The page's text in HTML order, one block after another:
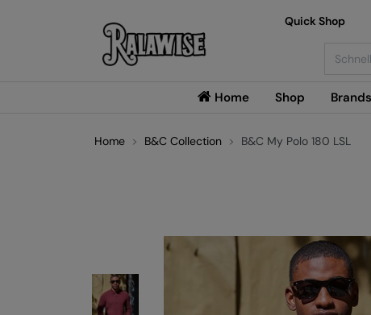
Home Shop Brands
Quick Shop
Home B&C Collection B&C My Polo 180 LSL